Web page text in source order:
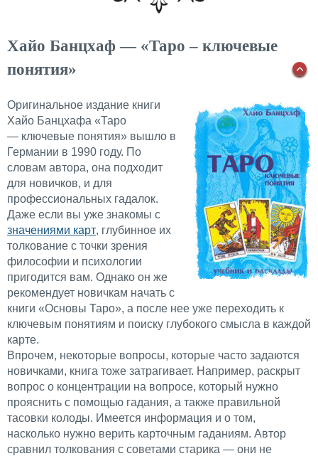
Хайо Банцхаф — «Таро – ключевые
понятия»
Оригинальное издание книги
Хайо Банцхафа «Таро
— ключевые понятия» вышло в
Германии в 1990 году. По
словам автора, она подходит
для новичков, и для
профессиональных гадалок.
Даже если вы уже знакомы с
значениями карт, глубинное их
толкование с точки зрения
философии и психологии
пригодится вам. Однако он же
рекомендует новичкам начать с
книги «Основы Таро», а после нее уже переходить к
ключевым понятиям и поиску глубокого смысла в каждой
карте.
Впрочем, некоторые вопросы, которые часто задаются
новичками, книга тоже затрагивает. Например, раскрыт
вопрос о концентрации на вопросе, который нужно
прояснить с помощью гадания, а также правильной
тасовки колоды. Имеется информация и о том,
насколько нужно верить карточным гаданиям. Автор
сравнил толкования с советами старика — они не